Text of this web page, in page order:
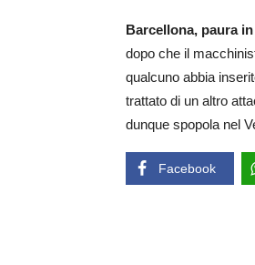
Barcellona, paura
dopo che il
qualcuno abbia
trattato di un altro
dunque spopola nel
Facebook